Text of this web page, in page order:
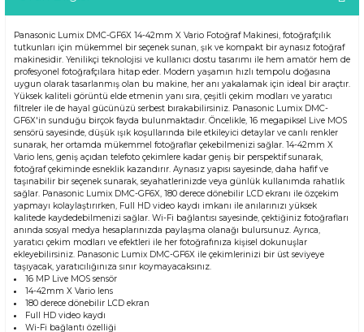
Panasonic Lumix DMC-GF6X 14-42mm X Vario Fotoğraf Makinesi, fotoğrafçılık
tutkunları için mükemmel bir seçenek sunan, şık ve kompakt bir aynasız fotoğraf
makinesidir. Yenilikçi teknolojisi ve kullanıcı dostu tasarımı ile hem amatör hem de
profesyonel fotoğrafçılara hitap eder. Modern yaşamın hızlı tempolu doğasına
uygun olarak tasarlanmış olan bu makine, her anı yakalamak için ideal bir araçtır.
Yüksek kaliteli görüntü elde etmenin yanı sıra, çeşitli çekim modları ve yaratıcı
filtreler ile de hayal gücünüzü serbest bırakabilirsiniz. Panasonic Lumix DMC-
GF6X'in sunduğu birçok fayda bulunmaktadır. Öncelikle, 16 megapiksel Live MOS
sensörü sayesinde, düşük ışık koşullarında bile etkileyici detaylar ve canlı renkler
sunarak, her ortamda mükemmel fotoğraflar çekebilmenizi sağlar. 14-42mm X
Vario lens, geniş açıdan telefoto çekimlere kadar geniş bir perspektif sunarak,
fotoğraf çekiminde esneklik kazandırır. Aynasız yapısı sayesinde, daha hafif ve
taşınabilir bir seçenek sunarak, seyahatlerinizde veya günlük kullanımda rahatlık
sağlar. Panasonic Lumix DMC-GF6X, 180 derece dönebilir LCD ekranı ile özçekim
yapmayı kolaylaştırırken, Full HD video kaydı imkanı ile anılarınızı yüksek
kalitede kaydedebilmenizi sağlar. Wi-Fi bağlantısı sayesinde, çektiğiniz fotoğrafları
anında sosyal medya hesaplarınızda paylaşma olanağı bulursunuz. Ayrıca,
yaratıcı çekim modları ve efektleri ile her fotoğrafınıza kişisel dokunuşlar
ekleyebilirsiniz. Panasonic Lumix DMC-GF6X ile çekimlerinizi bir üst seviyeye
taşıyacak, yaratıcılığınıza sınır koymayacaksınız.
16 MP Live MOS sensör
14-42mm X Vario lens
180 derece dönebilir LCD ekran
Full HD video kaydı
Wi-Fi bağlantı özelliği